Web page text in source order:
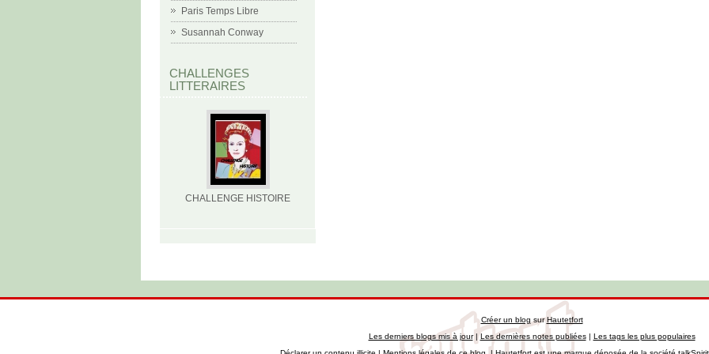
Paris Temps Libre
Susannah Conway
CHALLENGES
LITTERAIRES
CHALLENGE HISTOIRE
Créer un blog surHautetfort
Les derniers blogs mis à jour|Les dernières notes publiées| Les tags les plus populaires